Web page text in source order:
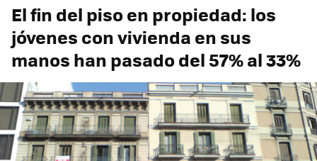
El fin del piso en propiedad: los
jóvenes con vivienda en sus
manos han pasado del 57% al 33%